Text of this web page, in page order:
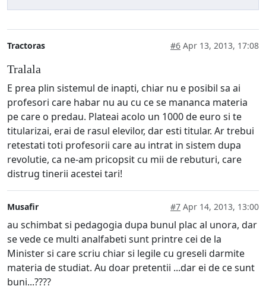
Tractoras #6 Apr 13, 2013, 17:08
Tralala
E prea plin sistemul de inapti, chiar nu e posibil sa ai
profesori care habar nu au cu ce se mananca materia
pe care o predau. Plateai acolo un 1000 de euro si te
titularizai, erai de rasul elevilor, dar esti titular. Ar trebui
retestati toti profesorii care au intrat in sistem dupa
revolutie, ca ne-am pricopsit cu mii de rebuturi, care
distrug tinerii acestei tari!
Musafir #7 Apr 14, 2013, 13:00
au schimbat si pedagogia dupa bunul plac al unora, dar
se vede ce multi analfabeti sunt printre cei de la
Minister si care scriu chiar si legile cu greseli darmite
materia de studiat. Au doar pretentii ...dar ei de ce sunt
buni...????